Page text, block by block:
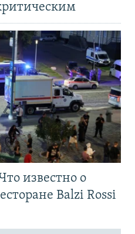
известно о
Balzi Rossi